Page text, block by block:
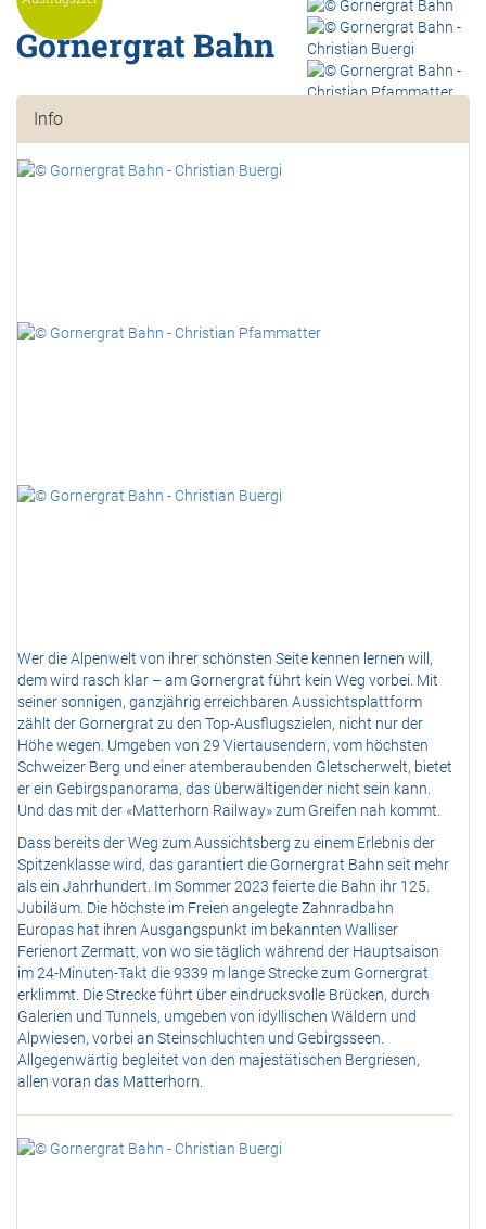
Gornergrat Bahn
Info
Wer die Alpenwelt von ihrer schönsten Seite kennen lernen will,
dem wird rasch klar – am Gornergrat führt kein Weg vorbei. Mit
seiner sonnigen, ganzjährig erreichbaren Aussichtsplattform
zählt der Gornergrat zu den Top-Ausflugszielen, nicht nur der
Höhe wegen. Umgeben von 29 Viertausendern, vom höchsten
Schweizer Berg und einer atemberaubenden Gletscherwelt, bietet
er ein Gebirgspanorama, das überwältigender nicht sein kann.
Und das mit der «Matterhorn Railway» zum Greifen nah kommt.
Dass bereits der Weg zum Aussichtsberg zu einem Erlebnis der
Spitzenklasse wird, das garantiert die Gornergrat Bahn seit mehr
als ein Jahrhundert. Im Sommer 2023 feierte die Bahn ihr 125.
Jubiläum. Die höchste im Freien angelegte Zahnradbahn
Europas hat ihren Ausgangspunkt im bekannten Walliser
Ferienort Zermatt, von wo sie täglich während der Hauptsaison
im 24-Minuten-Takt die 9339 m lange Strecke zum Gornergrat
erklimmt. Die Strecke führt über eindrucksvolle Brücken, durch
Galerien und Tunnels, umgeben von idyllischen Wäldern und
Alpwiesen, vorbei an Steinschluchten und Gebirgsseen.
Allgegenwärtig begleitet von den majestätischen Bergriesen,
allen voran das Matterhorn.